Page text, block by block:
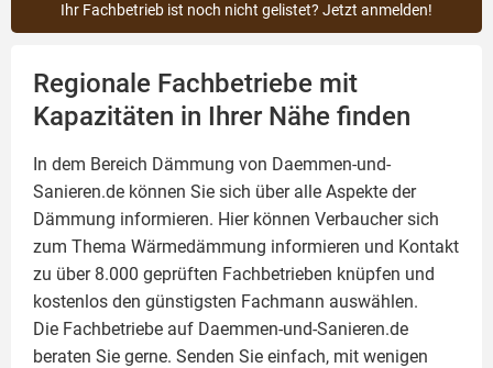
Ihr Fachbetrieb ist noch nicht gelistet? Jetzt anmelden!
Regionale Fachbetriebe mit
Kapazitäten in Ihrer Nähe finden
In dem Bereich Dämmung von Daemmen-und-
Sanieren.de können Sie sich über alle Aspekte der
Dämmung informieren. Hier können Verbaucher sich
zum Thema Wärmedämmung informieren und Kontakt
zu über 8.000 geprüften Fachbetrieben knüpfen und
kostenlos den günstigsten Fachmann auswählen.
Die Fachbetriebe auf Daemmen-und-Sanieren.de
beraten Sie gerne. Senden Sie einfach, mit wenigen